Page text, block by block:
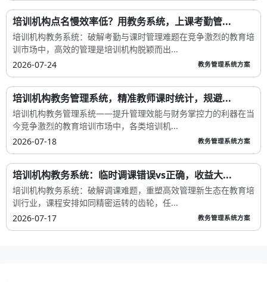
培训机构点名慢效率低？用教务系统，上课考勤管...
培训机构教务系统：破解考勤与课时管理难题在竞争激烈的教育培
训市场中，高效的管理是培训机构脱颖而出...
2026-07-24
教务管理系统方案
培训机构教务管理系统，精准教师课时统计，规避...
培训机构教务管理系统——提升管理效能与财务掌控力的利器在当
今竞争激烈的教育培训市场中，各类培训机...
2026-07-18
教务管理系统方案
培训机构教务系统：临时调课错误vs正确，收益大...
培训机构教务系统：破解调课难题，重塑高效管理新生态在教育培
训行业，课程安排如同精密运转的齿轮，任...
2026-07-17
教务管理系统方案